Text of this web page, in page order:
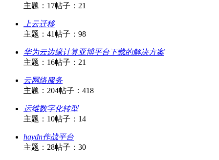
主题：17帖子：21
上云迁移
主题：41帖子：98
华为云边缘计算亚博平台下载的解决方案
主题：16帖子：21
云网络服务
主题：204帖子：418
运维数字化转型
主题：10帖子：14
haydn作战平台
主题：28帖子：30